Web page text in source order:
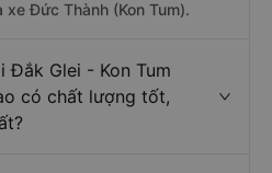
Đức Thành (Kon Tum).
Đắk Glei - Kon Tum
có chất lượng tốt,